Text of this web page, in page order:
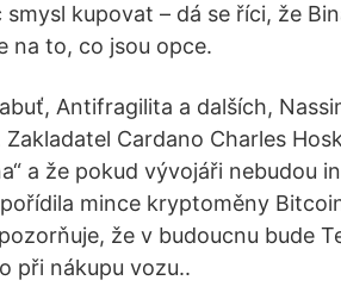
smysl kupovat – dá se říci, že
na to, co jsou opce.
Antifragilita a dalších,
Cardano Charles
a že pokud vývojáři nebudou
mince kryptoměny
že v budoucnu bude
při nákupu vozu..